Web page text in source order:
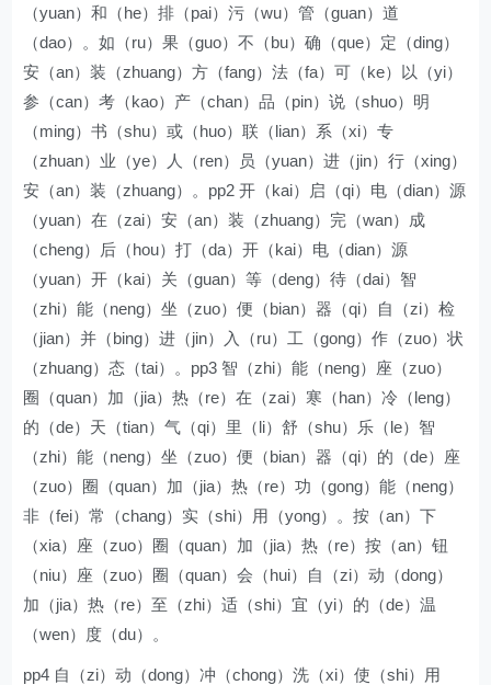
（yuan）和（he）排（pai）污（wu）管（guan）道
（dao）。如（ru）果（guo）不（bu）确（que）定（ding）
安（an）装（zhuang）方（fang）法（fa）可（ke）以（yi）
参（can）考（kao）产（chan）品（pin）说（shuo）明
（ming）书（shu）或（huo）联（lian）系（xi）专
（zhuan）业（ye）人（ren）员（yuan）进（jin）行（xing）
安（an）装（zhuang）。pp2 开（kai）启（qi）电（dian）源
（yuan）在（zai）安（an）装（zhuang）完（wan）成
（cheng）后（hou）打（da）开（kai）电（dian）源
（yuan）开（kai）关（guan）等（deng）待（dai）智
（zhi）能（neng）坐（zuo）便（bian）器（qi）自（zi）检
（jian）并（bing）进（jin）入（ru）工（gong）作（zuo）状
（zhuang）态（tai）。pp3 智（zhi）能（neng）座（zuo）
圈（quan）加（jia）热（re）在（zai）寒（han）冷（leng）
的（de）天（tian）气（qi）里（li）舒（shu）乐（le）智
（zhi）能（neng）坐（zuo）便（bian）器（qi）的（de）座
（zuo）圈（quan）加（jia）热（re）功（gong）能（neng）
非（fei）常（chang）实（shi）用（yong）。按（an）下
（xia）座（zuo）圈（quan）加（jia）热（re）按（an）钮
（niu）座（zuo）圈（quan）会（hui）自（zi）动（dong）
加（jia）热（re）至（zhi）适（shi）宜（yi）的（de）温
（wen）度（du）。
pp4 自（zi）动（dong）冲（chong）洗（xi）使（shi）用